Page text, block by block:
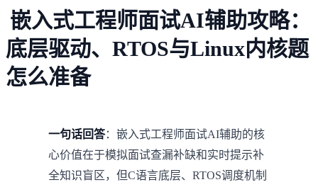
嵌入式工程师面试AI辅助攻略：
底层驱动、RTOS与Linux内核题
怎么准备
一句话回答：嵌入式工程师面试AI辅助的核
心价值在于模拟面试查漏补缺和实时提示补
全知识盲区，但C语言底层、RTOS调度机制